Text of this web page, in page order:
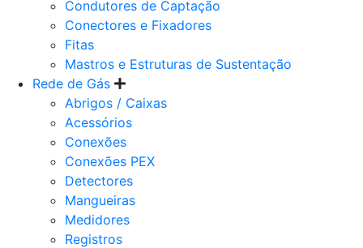
Condutores de Captação
Conectores e Fixadores
Fitas
Mastros e Estruturas de Sustentação
Rede de Gás
Abrigos / Caixas
Acessórios
Conexões
Conexões PEX
Detectores
Mangueiras
Medidores
Registros